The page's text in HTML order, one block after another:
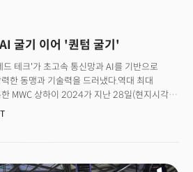
굴기 이어 '퀀텀 굴기'
테크'가 초고속 통신망과 AI를 기반으로
한 동맹과 기술력을 드러냈다.역대 최대
MWC 상하이 2024가 지난 28일(현지시각)
는 124개 국가 및 지역의 6500개 기업에서
콤, 차이나 유니콤 등 중국 통신3사가 대형 전시